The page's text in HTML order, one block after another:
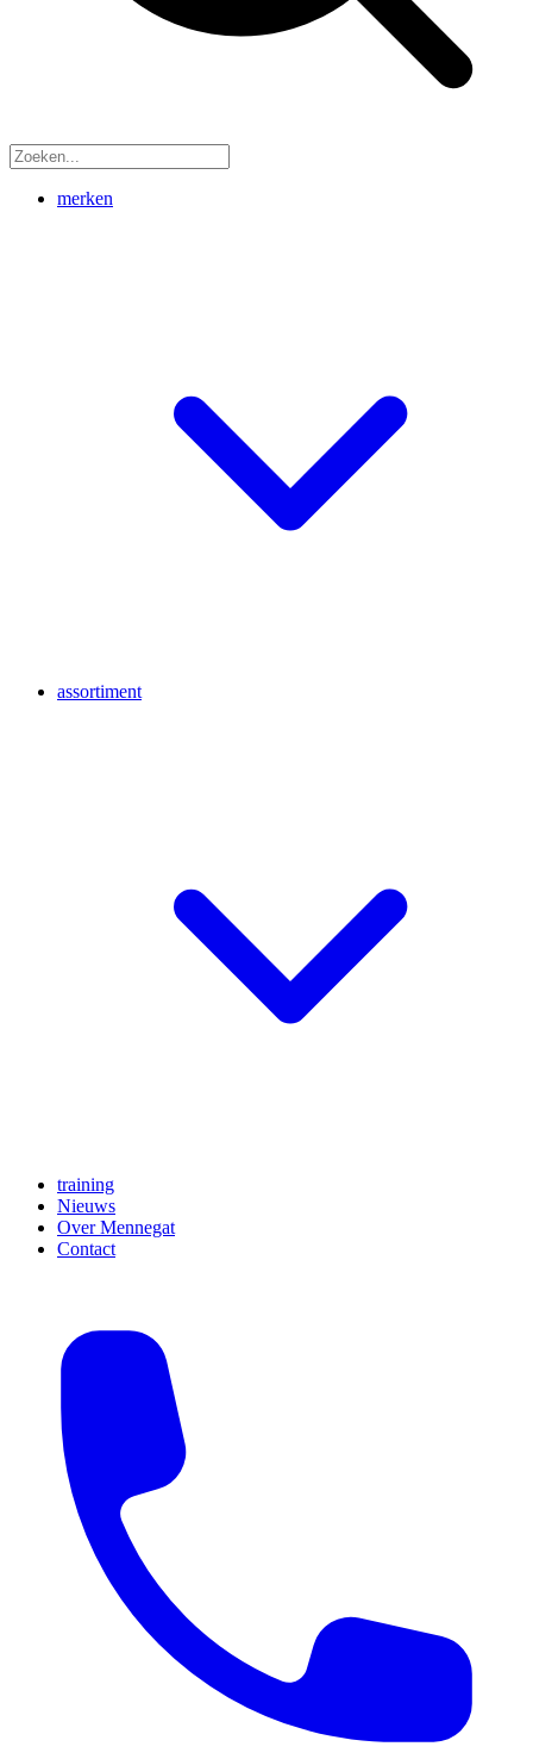
merken
assortiment
training
Nieuws
Over Mennegat
Contact